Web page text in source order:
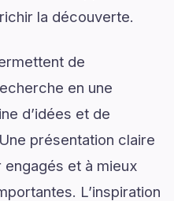
la découverte.
de
en une
d’idées et de
présentation claire
et à mieux
L’inspiration